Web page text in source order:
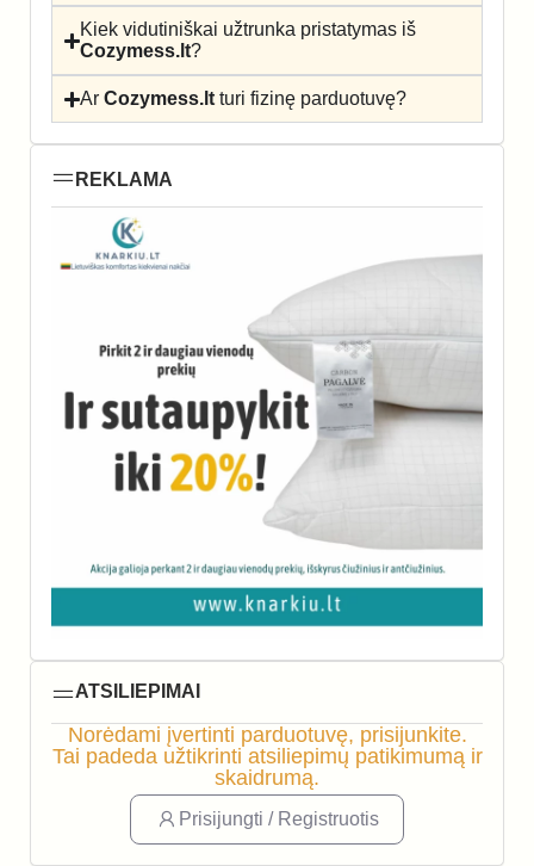
Kiek vidutiniškai užtrunka pristatymas iš
Cozymess.lt?
ArCozymess.lt turi fizinę parduotuvę?
REKLAMA
ATSILIEPIMAI
Norėdami įvertinti parduotuvę, prisijunkite.
Tai padeda užtikrinti atsiliepimų patikimumą ir
skaidrumą.
Prisijungti / Registruotis